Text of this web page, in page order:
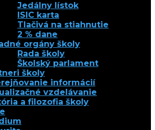
Jedálny lístok
ISIC karta
Tlačivá na stiahnutie
2 % dane
orgány školy
Rada školy
Školský parlament
školy
informácií
vzdelávanie
a filozofia školy